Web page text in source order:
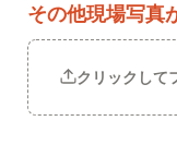
その他現場写真
クリックして